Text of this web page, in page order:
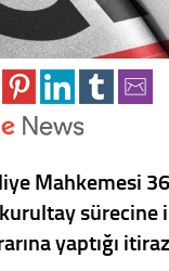
Mahkemesi
yaptığı